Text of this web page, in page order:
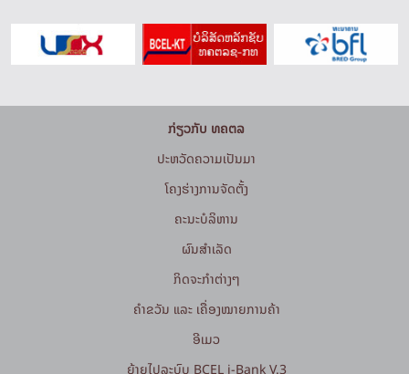
ກ່ຽວກັບ ທຄຕລ
ປະຫວັດຄວາມເປັນມາ
ໂຄງຮ່າງການຈັດຕັ້ງ
ຄະນະບໍລິຫານ
ຜົນສຳເລັດ
ກິດຈະກໍາຕ່າງໆ
ຄຳຂວັນ ແລະ ເຄື່ອງໝາຍການຄ້າ
ອີເມວ
ຍ້າຍໄປລະບົບ BCEL i-Bank V.3